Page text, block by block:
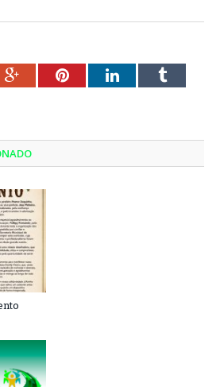
Google+PinterestLinkedInTumblr